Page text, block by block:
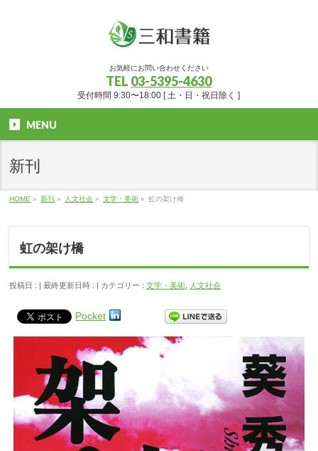
お気軽にお問い合わせください
TEL 03-5395-4630
受付時間 9:30〜18:00 [ 土・日・祝日除く ]
MENU
新刊
HOME » 新刊 » 人文社会 » 文学・美術 » 虹の架け橋
虹の架け橋
投稿日 : 最終更新日時 : カテゴリー :文学・美術 人文社会
Pocket